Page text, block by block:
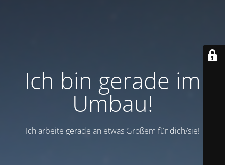
Ich bin gerade im
Umbau!
Ich arbeite gerade an etwas Großem für dich/sie!